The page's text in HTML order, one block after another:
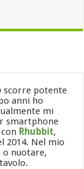
scorre potente
anni ho
mi
smartphone
Rhubbit,
2014. Nel mio
o nuotare,